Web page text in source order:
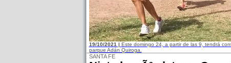
19/10/2021 | Este domingo 24, a partir de las 9, tendrá
parque Adán Quiroga.
SANTA FE